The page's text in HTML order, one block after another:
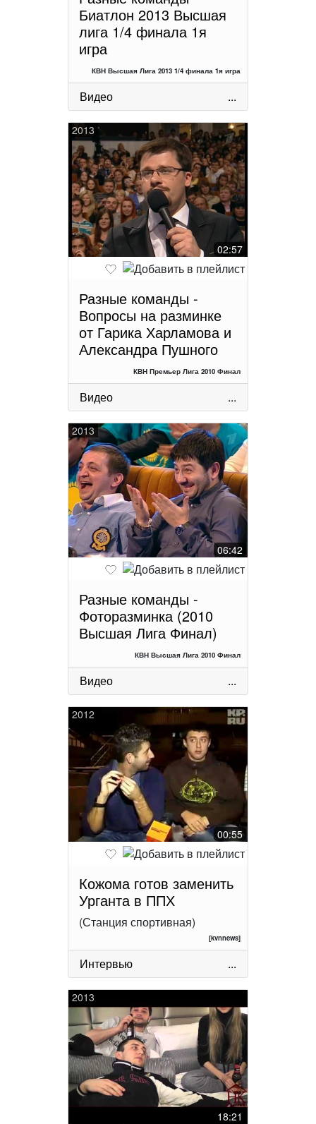
Биатлон 2013 Высшая
лига 1/4 финала 1я
игра
КВН Высшая Лига 2013 1/4 финала 1я игра
Видео ...
2013
02:57
Разные команды -
Вопросы на разминке
от Гарика Харламова и
Александра Пушного
КВН Премьер Лига 2010 Финал
Видео ...
2013
06:42
Разные команды -
Фоторазминка (2010
Высшая Лига Финал)
КВН Высшая Лига 2010 Финал
Видео ...
2012
00:55
Кожома готов заменить
Урганта в ППХ
(Станция спортивная)
[kvnnews]
Интервью ...
2013
18:21